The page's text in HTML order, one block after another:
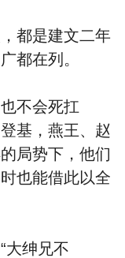
都是建文二年
都在列。
不会死扛
基，燕王、赵
局势下，他们
也能借此以全
大绅兄不